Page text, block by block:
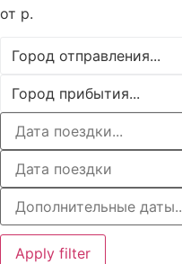
от р.
Город отправления...
Город прибытия...
Apply filter